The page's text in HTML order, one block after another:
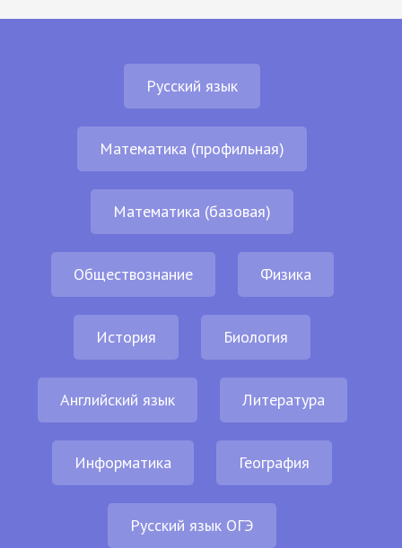
Русский язык
Математика (профильная)
Математика (базовая)
Обществознание Физика
История Биология
Английский язык Литература
Информатика География
Русский язык ОГЭ